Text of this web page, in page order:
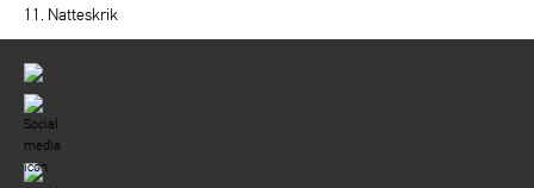
11. Natteskrik